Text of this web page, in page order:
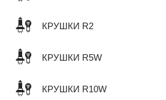
КРУШКИ R2
КРУШКИ R5W
КРУШКИ R10W